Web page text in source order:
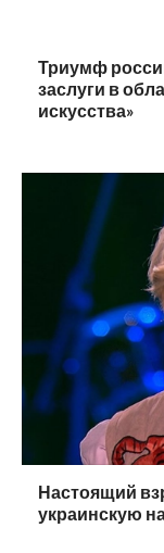
Триумф
заслуги в
искусства»
Настоящий
украинскую